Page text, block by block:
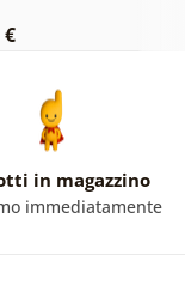
€
in magazzino
immediatamente